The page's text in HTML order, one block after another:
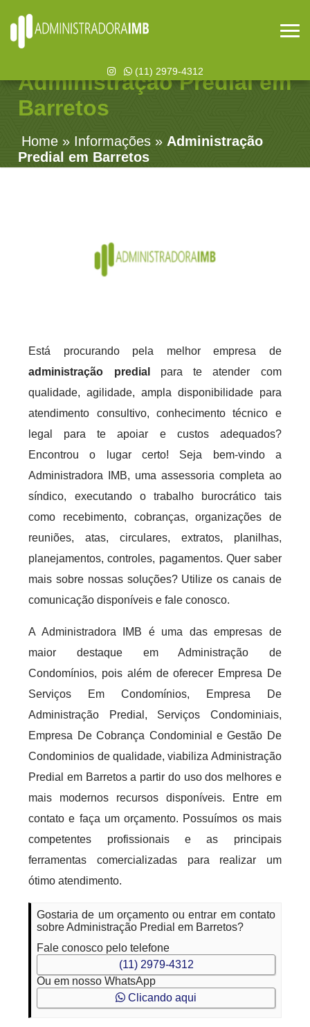
(11) 2979-4312
Administração Predial em
Barretos
Home » Informações » Administração
Predial em Barretos
Está procurando pela melhor empresa de
administração predial
para te atender com
qualidade, agilidade, ampla disponibilidade para
atendimento consultivo, conhecimento técnico e
legal para te apoiar e custos adequados?
Encontrou o lugar certo! Seja bem-vindo a
Administradora IMB, uma assessoria completa ao
síndico, executando o trabalho burocrático tais
como recebimento, cobranças, organizações de
reuniões, atas, circulares, extratos, planilhas,
planejamentos, controles, pagamentos. Quer saber
mais sobre nossas soluções? Utilize os canais de
comunicação disponíveis e fale conosco.
A Administradora IMB é uma das empresas de
maior destaque em Administração de
Condomínios, pois além de oferecer Empresa De
Serviços Em Condomínios, Empresa De
Administração Predial, Serviços Condominiais,
Empresa De Cobrança Condominial e Gestão De
Condominios de qualidade, viabiliza Administração
Predial em Barretos a partir do uso dos melhores e
mais modernos recursos disponíveis. Entre em
contato e faça um orçamento. Possuímos os mais
competentes profissionais e as principais
ferramentas comercializadas para realizar um
ótimo atendimento.
Gostaria de um orçamento ou entrar em contato
sobre Administração Predial em Barretos?
Fale conosco pelo telefone
(11) 2979-4312
Ou em nosso WhatsApp
Clicando aqui